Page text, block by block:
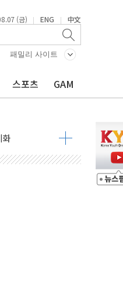
(금) | ENG | 中文
패밀리 사이트
스포츠 GAM
" 전망
화
·앱러빈↓
크↓
략
사상 최고